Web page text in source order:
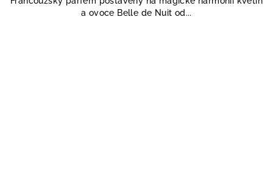
z
5
a ovoce Belle de Nuit od...